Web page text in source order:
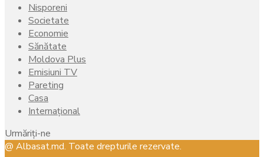
Nisporeni
Societate
Economie
Sănătate
Moldova Plus
Emisiuni TV
Pareting
Casa
Internațional
Urmăriți-ne
Facebook
Instagram
Youtube
@ Albasat.md. Toate drepturile rezervate.